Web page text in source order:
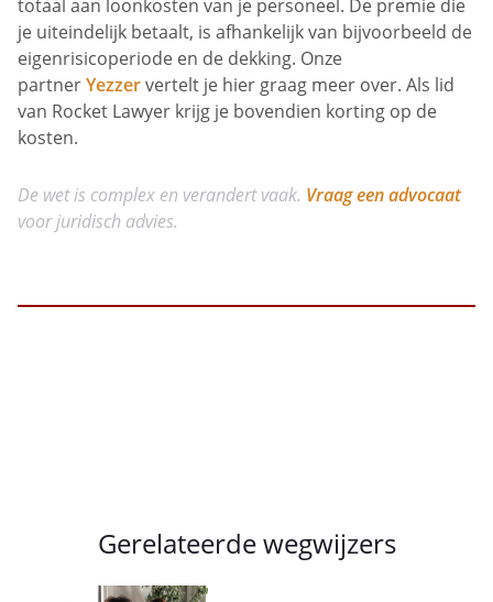
totaal aan loonkosten van je personeel. De premie die
je uiteindelijk betaalt, is afhankelijk van bijvoorbeeld de
eigenrisicoperiode en de dekking. Onze
partnerYezzervertelt je hier graag meer over. Als lid
van Rocket Lawyer krijg je bovendien korting op de
kosten.
De wet is complex en verandert vaak. Vraag een advocaat
voor juridisch advies.
Gerelateerde wegwijzers